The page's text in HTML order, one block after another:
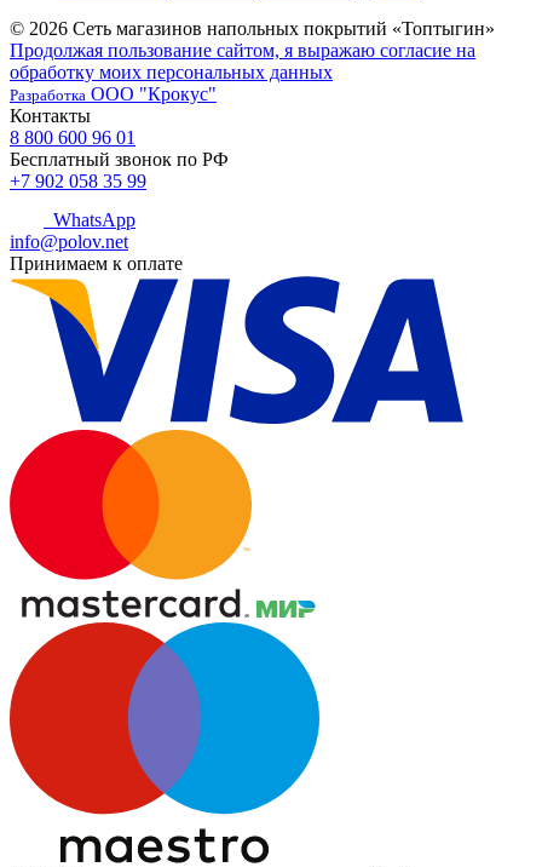
© 2026 Сеть магазинов напольных покрытий «Топтыгин»
Продолжая пользование сайтом, я выражаю согласие на
обработку моих персональных данных
Разработка ООО "Крокус"
Контакты
8 800 600 96 01
Бесплатный звонок по РФ
+7 902 058 35 99
WhatsApp
info@polov.net
Принимаем к оплате